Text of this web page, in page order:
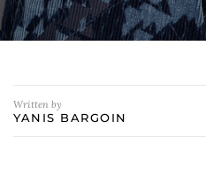
Written by
YANIS BARGOIN